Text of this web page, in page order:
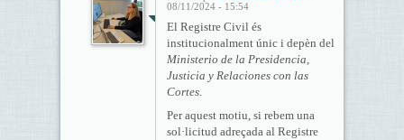
08/11/2024 - 15:54
El Registre Civil és
institucionalment únic i depèn del
Ministerio de la Presidencia,
Justicia y Relaciones con las
Cortes.
Per aquest motiu, si rebem una
sol·licitud adreçada al Registre